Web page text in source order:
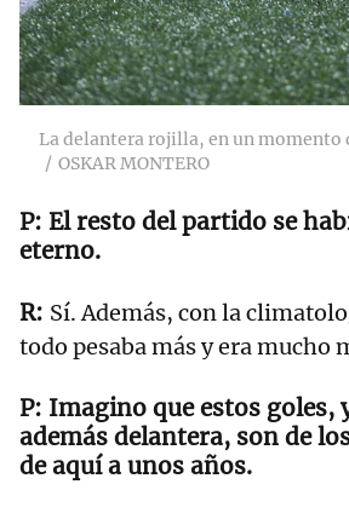
La delantera rojilla, en un momento
OSKAR MONTERO
El resto del partido se
eterno.
Sí. Además, con la
todo pesaba más y era mucho
Imagino que estos goles,
además delantera, son de
de aquí a unos años.